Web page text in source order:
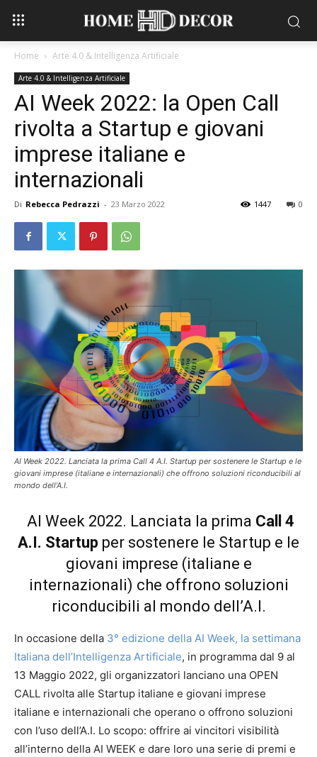
Home Arte 4.0 & Intelligenza Artificiale
Arte 4.0 & Intelligenza Artificiale
AI Week 2022: la Open Call
rivolta a Startup e giovani
imprese italiane e
internazionali
Di Rebecca Pedrazzi - 23 Marzo 2022 0
1447
AI Week 2022. Lanciata la prima Call 4 A.I. Startup per sostenere le Startup e le
giovani imprese (italiane e internazionali) che offrono soluzioni riconducibili al
mondo dell’A.I.
AI Week 2022. Lanciata la prima Call 4
A.I. Startup per sostenere le Startup e le
giovani imprese (italiane e
internazionali) che offrono soluzioni
riconducibili al mondo dell’A.I.
In occasione della 3° edizione della AI Week, la settimana
Italiana dell’Intelligenza Artificiale, in programma dal 9 al
13 Maggio 2022, gli organizzatori lanciano una OPEN
CALL rivolta alle Startup italiane e giovani imprese
italiane e internazionali che operano o offrono soluzioni
con l’uso dell’A.I. Lo scopo: offrire ai vincitori visibilità
all’interno della AI WEEK e dare loro una serie di premi e